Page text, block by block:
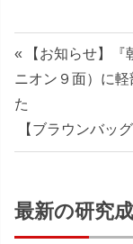
投
稿
ナ
ゲ
前
の
記
事:
【お知らせ】
ニオン９面）に
た
次
の
事:
【ブラウンバッ
最新の研究